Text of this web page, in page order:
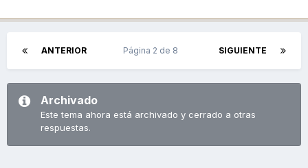
ANTERIOR SIGUIENTE
Página 2 de 8
Archivado
Este tema ahora está archivado y cerrado a otras
respuestas.